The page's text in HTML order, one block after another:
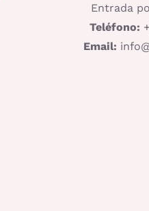
Entrada
Teléfono:
Email: